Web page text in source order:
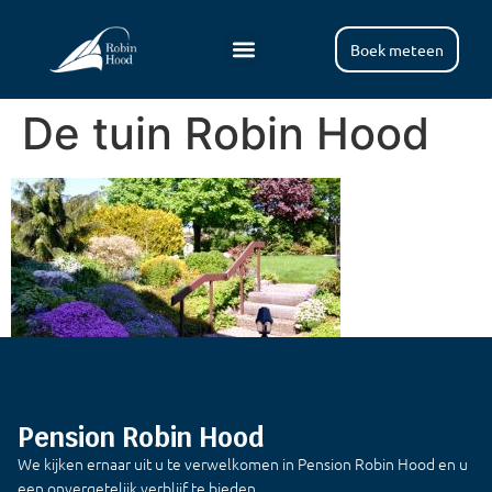
Boek meteen
De tuin Robin Hood
Pension Robin Hood
We kijken ernaar uit u te verwelkomen in Pension Robin Hood en u